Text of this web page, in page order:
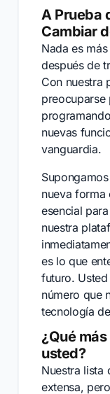
A Prueba
Cambiar
Nada es
después de
Con nuestra
preocuparse
nuevas
vanguardia.
nueva forma
esencial
nuestra
es lo que
futuro.
número que
tecnología
¿Qué
usted?
Nuestra lista
extensa,